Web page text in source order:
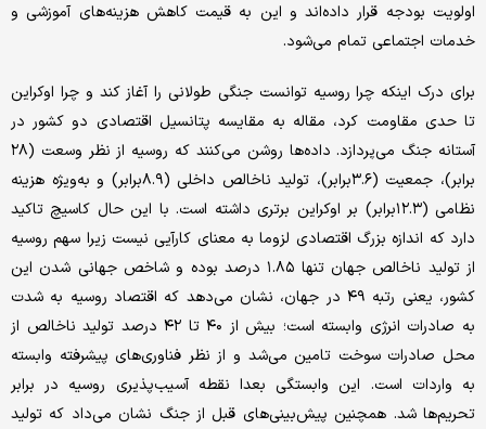
اولویت بودجه قرار داده‌اند و این به قیمت کاهش هزینه‌های آموزشی و
خدمات اجتماعی تمام می‌شود.
برای درک اینکه چرا روسیه توانست جنگی طولانی را آغاز کند و چرا اوکراین
تا حدی مقاومت کرد، مقاله به مقایسه پتانسیل اقتصادی دو کشور در
آستانه جنگ می‌پردازد. داده‌ها روشن می‌کنند که روسیه از نظر وسعت (۲۸
برابر)، جمعیت (۳.۶برابر)، تولید ناخالص داخلی (۸.۹برابر) و به‌ویژه هزینه
نظامی (۱۲.۳برابر) بر اوکراین برتری داشته است. با این حال کاسیچ تاکید
دارد که اندازه بزرگ اقتصادی لزوما به معنای کارآیی نیست زیرا سهم روسیه
از تولید ناخالص جهان تنها ۱.۸۵ درصد بوده و شاخص جهانی شدن این
کشور،‌ یعنی رتبه ۴۹ در جهان، نشان می‌دهد که اقتصاد روسیه به شدت
به صادرات انرژی وابسته است؛ بیش از ۴۰ تا ۴۲ درصد تولید ناخالص از
محل صادرات سوخت تامین می‌شد و از نظر فناوری‌های پیشرفته وابسته
به واردات است. این وابستگی بعدا نقطه آسیب‌پذیری روسیه در برابر
تحریم‌ها شد. همچنین پیش‌بینی‌های قبل از جنگ نشان می‌داد که تولید